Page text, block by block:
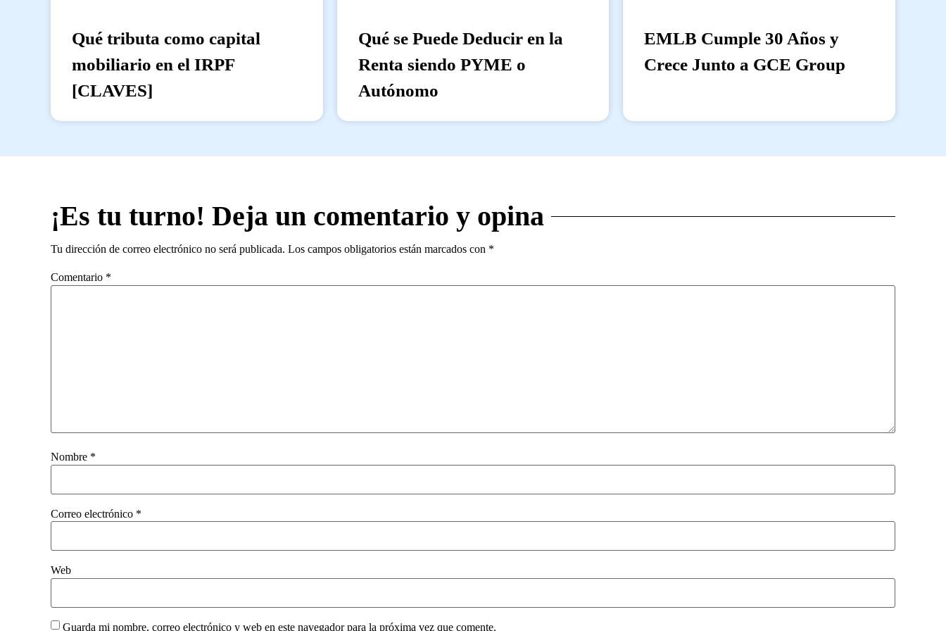
Qué tributa como capital
mobiliario en el IRPF
[CLAVES]
Qué se Puede Deducir en la
Renta siendo PYME o
Autónomo
EMLB Cumple 30 Años y
Crece Junto a GCE Group
¡Es tu turno! Deja un comentario y opina
Tu dirección de correo electrónico no será publicada. Los campos obligatorios están marcados con *
Comentario *
Nombre *
Correo electrónico *
Web
Guarda mi nombre, correo electrónico y web en este navegador para la próxima vez que comente.